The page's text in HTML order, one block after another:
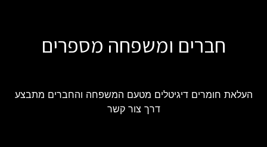
חברים ומשפחה מספרים
העלאת חומרים דיגיטלים מטעם המשפחה והחברים מתבצע
דרך צור קשר